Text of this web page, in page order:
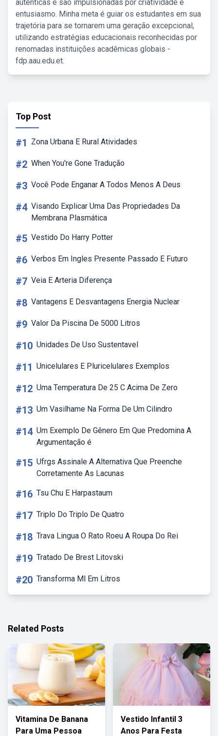
autênticas e são impulsionadas por criatividade e
entusiasmo. Minha meta é guiar os estudantes em sua
trajetória para se tornarem uma geração excepcional,
utilizando estratégias educacionais reconhecidas por
renomadas instituições acadêmicas globais -
fdp.aau.edu.et.
Top Post
#1 Zona Urbana E Rural Atividades
#2 When You're Gone Tradução
#3 Você Pode Enganar A Todos Menos A Deus
#4 Visando Explicar Uma Das Propriedades Da
Membrana Plasmática
#5 Vestido Do Harry Potter
#6 Verbos Em Ingles Presente Passado E Futuro
#7 Veia E Arteria Diferença
#8 Vantagens E Desvantagens Energia Nuclear
#9 Valor Da Piscina De 5000 Litros
#10 Unidades De Uso Sustentavel
#11 Unicelulares E Pluricelulares Exemplos
#12 Uma Temperatura De 25 C Acima De Zero
#13 Um Vasilhame Na Forma De Um Cilindro
#14 Um Exemplo De Gênero Em Que Predomina A
Argumentação é
#15 Ufrgs Assinale A Alternativa Que Preenche
Corretamente As Lacunas
#16 Tsu Chu E Harpastaum
#17 Triplo Do Triplo De Quatro
#18 Trava Lingua O Rato Roeu A Roupa Do Rei
#19 Tratado De Brest Litovski
#20 Transforma Ml Em Litros
Related Posts
Vitamina De Banana
Para Uma Pessoa
Vestido Infantil 3
Anos Para Festa